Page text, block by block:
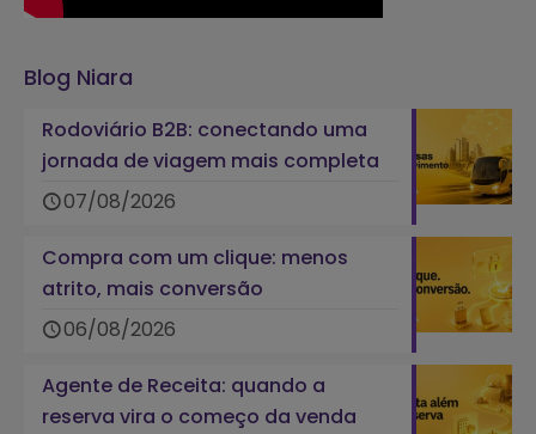
Blog Niara
Rodoviário B2B: conectando uma
jornada de viagem mais completa
07/08/2026
Compra com um clique: menos
atrito, mais conversão
06/08/2026
Agente de Receita: quando a
reserva vira o começo da venda